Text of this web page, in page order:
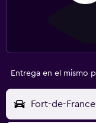
Entrega en el mismo